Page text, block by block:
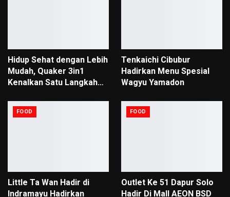
Hidup Sehat dengan Lebih
Mudah, Quaker 3in1
Kenalkan Satu Langkah…
Tenkaichi Cibubur
Hadirkan Menu Spesial
Wagyu Yamadon
FOOD
Little Ta Wan Hadir di
Indramayu Hadirkan
FOOD
Outlet Ke 51 Dapur Solo
Hadir Di Mall AEON BSD